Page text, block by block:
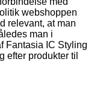
webshoppen
relevant, at man
man i
Fantasia IC Styling
efter produkter til